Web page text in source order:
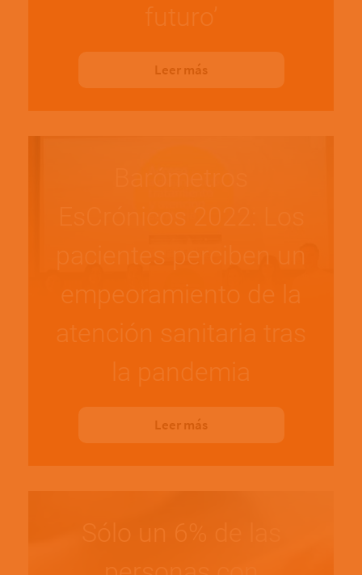
futuro’
Leer más
pacientes perciben un
empeoramiento de la
atención sanitaria tras
la pandemia
Leer más